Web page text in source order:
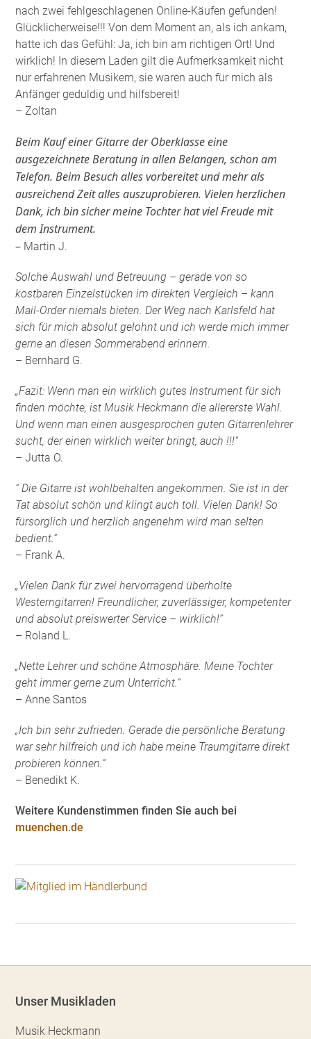
nach zwei fehlgeschlagenen Online-Käufen gefunden!
Glücklicherweise!!! Von dem Moment an, als ich ankam,
hatte ich das Gefühl: Ja, ich bin am richtigen Ort! Und
wirklich! In diesem Laden gilt die Aufmerksamkeit nicht
nur erfahrenen Musikern, sie waren auch für mich als
Anfänger geduldig und hilfsbereit!
– Zoltan
Beim Kauf einer Gitarre der Oberklasse eine
ausgezeichnete Beratung in allen Belangen, schon am
Telefon. Beim Besuch alles vorbereitet und mehr als
ausreichend Zeit alles auszuprobieren. Vielen herzlichen
Dank, ich bin sicher meine Tochter hat viel Freude mit
dem Instrument.
– Martin J.
Solche Auswahl und Betreuung – gerade von so
kostbaren Einzelstücken im direkten Vergleich – kann
Mail-Order niemals bieten. Der Weg nach Karlsfeld hat
sich für mich absolut gelohnt und ich werde mich immer
gerne an diesen Sommerabend erinnern.
– Bernhard G.
„Fazit: Wenn man ein wirklich gutes Instrument für sich
finden möchte, ist Musik Heckmann die allererste Wahl.
Und wenn man einen ausgesprochen guten Gitarrenlehrer
sucht, der einen wirklich weiter bringt, auch !!!“
– Jutta O.
“ Die Gitarre ist wohlbehalten angekommen. Sie ist in der
Tat absolut schön und klingt auch toll. Vielen Dank! So
fürsorglich und herzlich angenehm wird man selten
bedient.“
– Frank A.
„Vielen Dank für zwei hervorragend überholte
Westerngitarren! Freundlicher, zuverlässiger, kompetenter
und absolut preiswerter Service – wirklich!“
– Roland L.
„Nette Lehrer und schöne Atmosphäre. Meine Tochter
geht immer gerne zum Unterricht.“
– Anne Santos
„Ich bin sehr zufrieden. Gerade die persönliche Beratung
war sehr hilfreich und ich habe meine Traumgitarre direkt
probieren können.“
– Benedikt K.
Weitere Kundenstimmen finden Sie auch bei
muenchen.de
Unser Musikladen
Musik Heckmann